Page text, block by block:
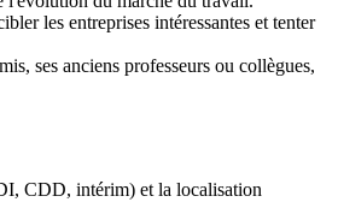
les entreprises intéressantes et tenter
ses anciens professeurs ou collègues,
CDD, intérim) et la localisation